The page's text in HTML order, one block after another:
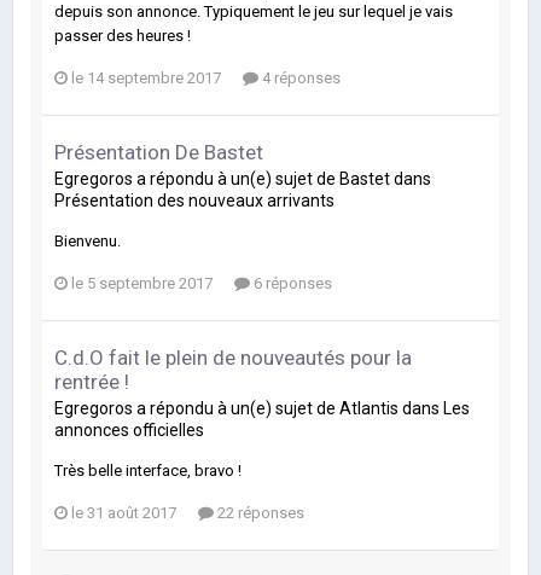
depuis son annonce. Typiquement le jeu sur lequel je vais
passer des heures !
le 14 septembre 2017 4 réponses
Présentation De Bastet
Egregoros a répondu à un(e) sujet de Bastetdans
Présentation des nouveaux arrivants
Bienvenu.
le 5 septembre 2017 6 réponses
C.d.O fait le plein de nouveautés pour la
rentrée !
Egregoros a répondu à un(e) sujet de Atlantis dans Les
annonces officielles
Très belle interface, bravo !
le 31 août 2017 22 réponses